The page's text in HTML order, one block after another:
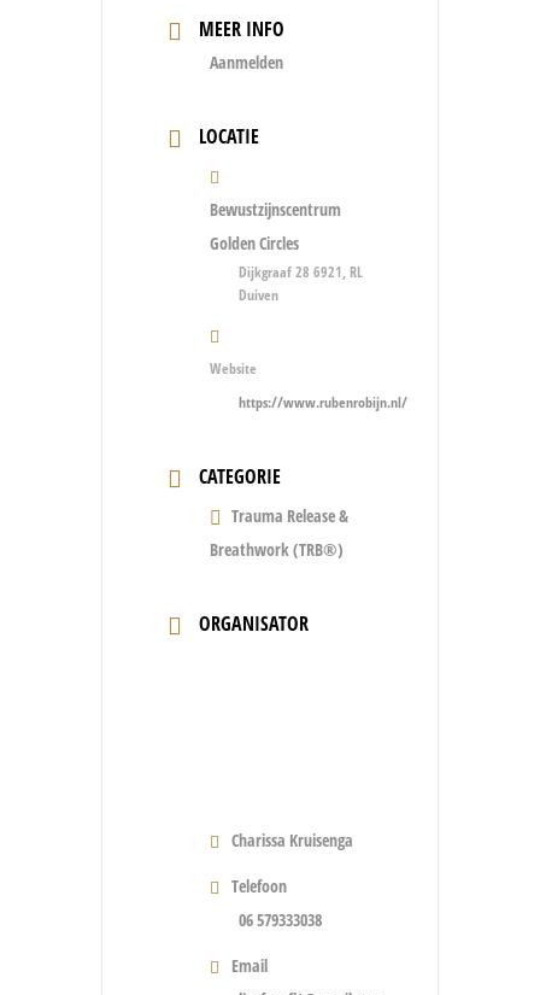
MEER INFO
Aanmelden
LOCATIE
Bewustzijnscentrum
Golden Circles
Dijkgraaf 28 6921, RL
Duiven
Website
https://www.rubenrobijn.nl/
CATEGORIE
Trauma Release &
Breathwork (TRB®)
ORGANISATOR
Charissa Kruisenga
Telefoon
06 579333038
Email